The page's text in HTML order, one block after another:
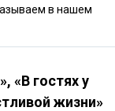
в нашем
«В гостях у
жизни»